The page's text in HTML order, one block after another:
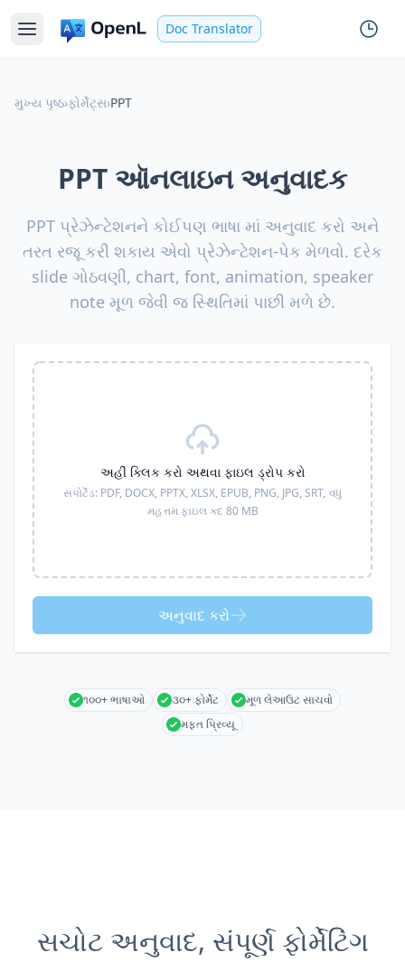
Doc Translator
મુખ્ય પૃષ્ઠ›ફોર્મેટ્સ›PPT
PPT ઑનલાઇન અનુવાદક
PPT પ્રેઝેન્ટેશનને કોઈપણ ભાષા માં અનુવાદ કરો અને
તરત રજૂ કરી શકાય એવો પ્રેઝેન્ટેશન-પેક મેળવો. દરેક
slide ગોઠવણી, chart, font, animation, speaker
note મૂળ જેવી જ સ્થિતિમાં પાછી મળે છે.
અહીં ક્લિક કરો અથવા ફાઇલ ડ્રોપ કરો
સપોર્ટેડ: PDF, DOCX, PPTX, XLSX, EPUB, PNG, JPG, SRT, વધુ
મહત્તમ ફાઇલ કદ 80 MB
અનુવાદ કરો
૧૦૦+ ભાષાઓ ૩૦+ ફોર્મેટ
મૂળ લેઆઉટ સાચવો
મફત પ્રિવ્યૂ
સચોટ અનુવાદ, સંપૂર્ણ ફોર્મેટિંગ